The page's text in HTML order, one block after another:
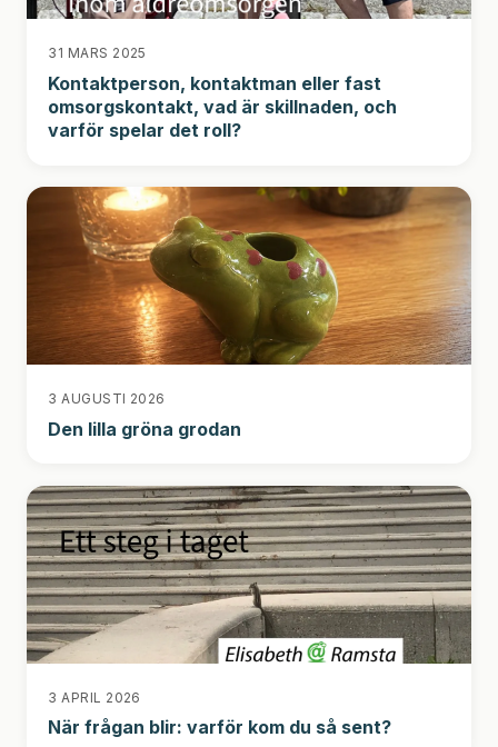
31 MARS 2025
Kontaktperson, kontaktman eller fast
omsorgskontakt, vad är skillnaden, och
varför spelar det roll?
3 AUGUSTI 2026
Den lilla gröna grodan
3 APRIL 2026
När frågan blir: varför kom du så sent?